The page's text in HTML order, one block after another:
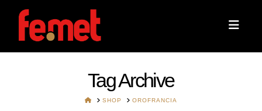
Tag Archive
HOMESHOP OROFRANCIA